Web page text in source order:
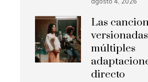
Las
múltiples
directo